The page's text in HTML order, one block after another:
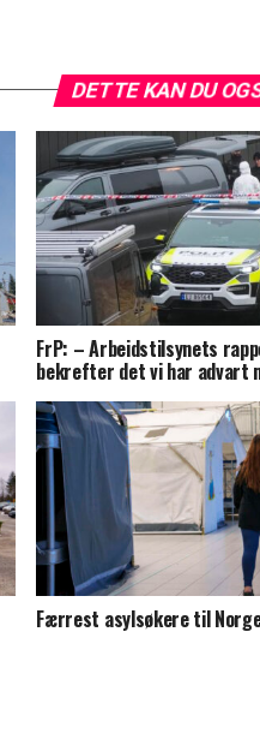
DETTE KAN DU
FrP: – Arbeidstilsynets
bekrefter det vi har advart
Færrest asylsøkere til